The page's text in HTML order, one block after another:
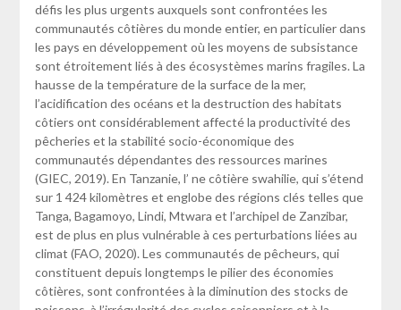
défis les plus urgents auxquels sont confrontées les
communautés côtières du monde entier, en particulier dans
les pays en développement où les moyens de subsistance
sont étroitement liés à des écosystèmes marins fragiles. La
hausse de la température de la surface de la mer,
l’acidification des océans et la destruction des habitats
côtiers ont considérablement affecté la productivité des
pêcheries et la stabilité socio-économique des
communautés dépendantes des ressources marines
(GIEC, 2019). En Tanzanie, l’ ne côtière swahilie, qui s’étend
sur 1 424 kilomètres et englobe des régions clés telles que
Tanga, Bagamoyo, Lindi, Mtwara et l’archipel de Zanzibar,
est de plus en plus vulnérable à ces perturbations liées au
climat (FAO, 2020). Les communautés de pêcheurs, qui
constituent depuis longtemps le pilier des économies
côtières, sont confrontées à la diminution des stocks de